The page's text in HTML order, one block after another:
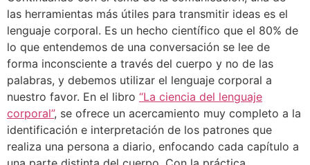
las herramientas más útiles para transmitir ideas es el
lenguaje corporal. Es un hecho científico que el 80% de
lo que entendemos de una conversación se lee de
forma inconsciente a través del cuerpo y no de las
palabras, y debemos utilizar el lenguaje corporal a
nuestro favor. En el libro “La ciencia del lenguaje
corporal”, se ofrece un acercamiento muy completo a la
identificación e interpretación de los patrones que
realiza una persona a diario, enfocando cada capítulo a